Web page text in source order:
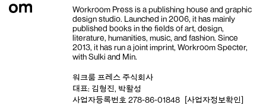
Workroom Press is a publishing house and graphic
design studio. Launched in 2006, it has mainly
published books in the fields of art, design,
literature, humanities, music, and fashion. Since
2013, it has run a joint imprint, Workroom Specter,
with Sulki and Min.
워크룸 프레스 주식회사
대표: 김형진, 박활성
사업자등록번호 278-86-01848
[사업자정보확인]